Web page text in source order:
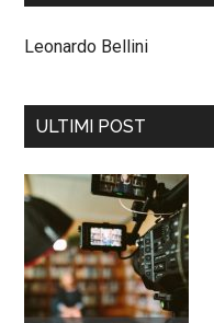
Leonardo Bellini
ULTIMI POST